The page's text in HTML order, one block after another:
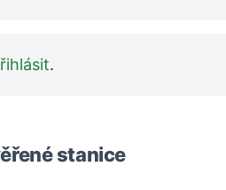
.
stanice